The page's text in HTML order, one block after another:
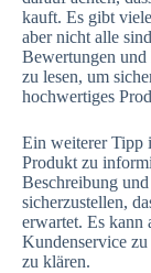
kauft. Es gibt
aber nicht alle
Bewertungen und
zu lesen, um
hochwertiges
Ein weiterer Tipp
Produkt zu
Beschreibung
sicherzustellen,
erwartet. Es kann
Kundenservice
zu klären.